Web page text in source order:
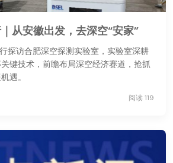
从安徽出发，去深空“安家”
探访合肥深空探测实验室，实验室深耕
键技术，前瞻布局深空经济赛道，抢抓
遇。
阅读 119